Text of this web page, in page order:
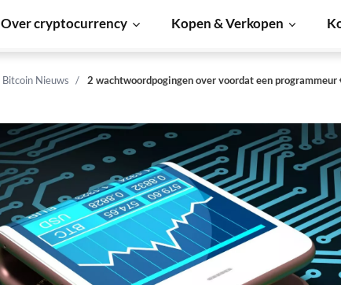
Over cryptocurrency Kopen & Verkopen
Bitcoin Nieuws
2 wachtwoordpogingen over voordat een